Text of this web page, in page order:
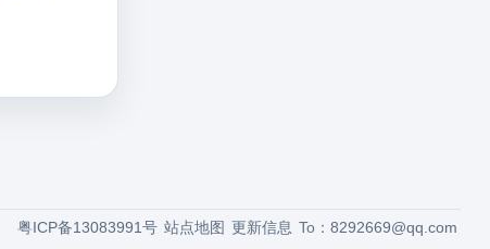
To：8292669@qq.com
更新信息
站点地图
粤ICP备13083991号